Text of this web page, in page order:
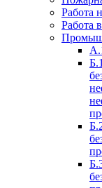
Работа
Работа